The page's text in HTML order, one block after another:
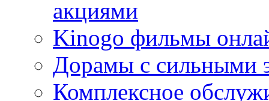
акциями
Kinogo фильмы
Дорамы с сильными
Комплексное